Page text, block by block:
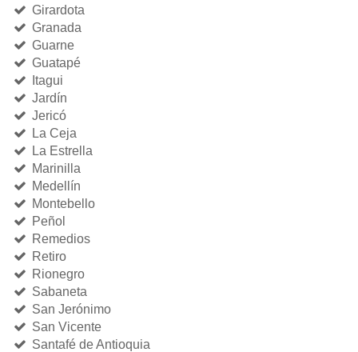
Girardota
Granada
Guarne
Guatapé
Itagui
Jardín
Jericó
La Ceja
La Estrella
Marinilla
Medellín
Montebello
Peñol
Remedios
Retiro
Rionegro
Sabaneta
San Jerónimo
San Vicente
Santafé de Antioquia